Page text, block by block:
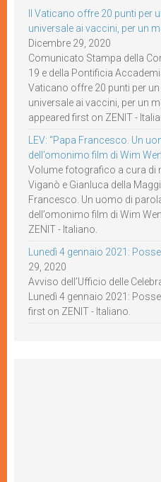
Il Vaticano offre 20 punti per
universale ai vaccini, per un
Dicembre 29, 2020
Comunicato Stampa della
19 e della Pontificia
Vaticano offre 20 punti per
universale ai vaccini, per un
appeared first on ZENIT -
LEV: “Papa Francesco. Un
dell’omonimo film di Wim
Volume fotografico a cura di
Viganò e Gianluca della
Francesco. Un uomo di
dell’omonimo film di Wim
ZENIT - Italiano.
Lunedì 4 gennaio 2021:
29, 2020
Avviso dell’Ufficio delle
Lunedì 4 gennaio 2021:
first on ZENIT - Italiano.